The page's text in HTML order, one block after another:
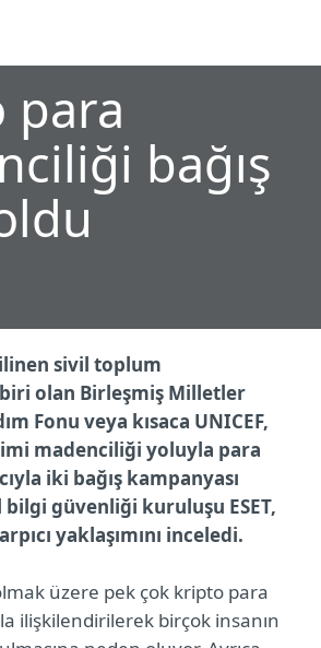
para
bağış
sivil toplum
olan Birleşmiş Milletler
Fonu veya kısaca UNICEF,
madenciliği yoluyla para
iki bağış kampanyası
bilgi güvenliği kuruluşu ESET,
yaklaşımını inceledi.
üzere pek çok kripto para
ilişkilendirilerek birçok insanın